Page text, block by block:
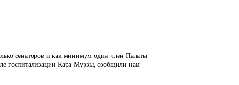
сенаторов и как минимум один член Палаты
госпитализации Кара-Мурзы, сообщили нам